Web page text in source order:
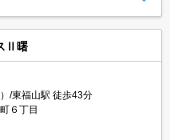
Ⅱ曙
/東福山駅 徒歩43分
６丁目